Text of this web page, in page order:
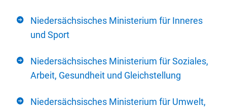
Niedersächsisches Ministerium für Inneres
und Sport
Niedersächsisches Ministerium für Soziales,
Arbeit, Gesundheit und Gleichstellung
Niedersächsisches Ministerium für Umwelt,